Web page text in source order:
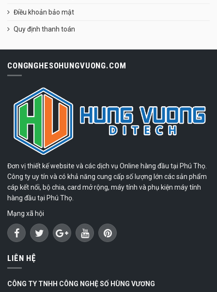
Điều khoản bảo mật
Quy định thanh toán
CONGNGHESOHUNGVUONG.COM
Đơn vị thiết kế website và các dịch vụ Online hàng đầu tại Phú Thọ.
Công ty uy tín và có khả năng cung cấp số lượng lớn các sản phẩm
cáp kết nối, bộ chia, card mở rộng, máy tính và phụ kiện máy tính
hàng đầu tại Phú Thọ.
Mạng xã hội
LIÊN HỆ
CÔNG TY TNHH CÔNG NGHỆ SỐ HÙNG VƯƠNG